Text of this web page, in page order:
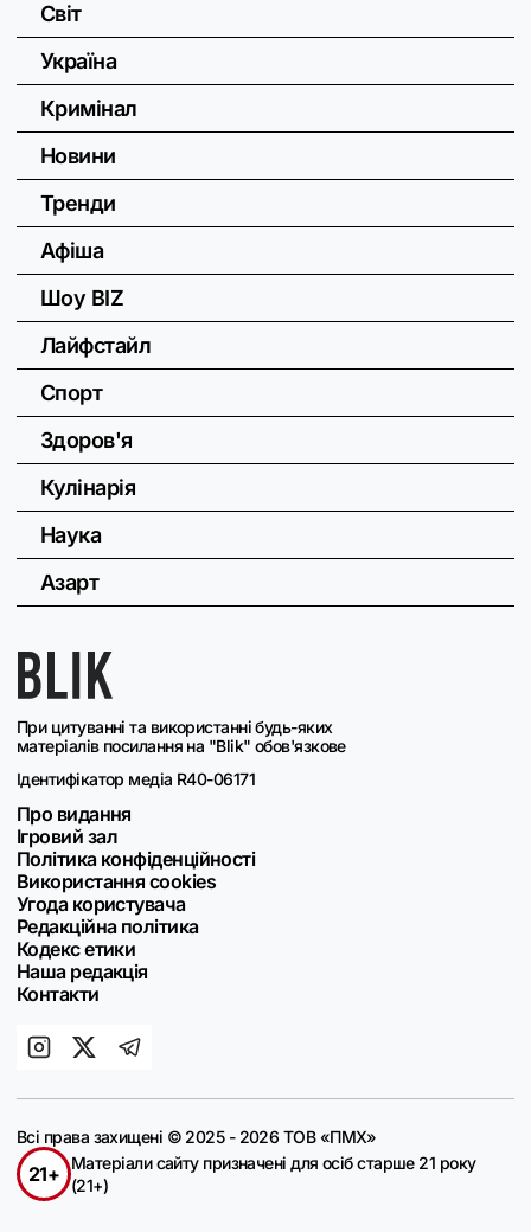
При цитуванні та використанні будь-яких
матеріалів посилання на "Blik" обов'язкове
Ідентифікатор медіа R40-06171
Про видання
Ігровий зал
Політика конфіденційності
Використання cookies
Угода користувача
Редакційна політика
Кодекс етики
Наша редакція
Контакти
Світ
Україна
Кримінал
Новини
Тренди
Афіша
Шоу BIZ
Лайфстайл
Спорт
Здоров'я
Кулінарія
Наука
Азарт
Всі права захищені © 2025 - 2026 ТОВ «ПМХ»
21+
Матеріали сайту призначені для осіб старше 21 року
(21+)